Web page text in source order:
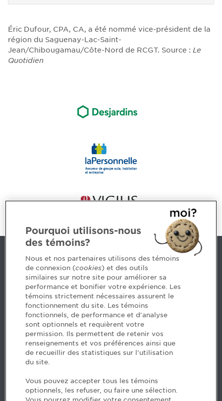
Éric Dufour, CPA, CA, a été nommé vice-président de la
région du Saguenay-Lac-Saint-
Jean/Chibougamau/Côte-Nord de RCGT. Source : Le
Quotidien
Nous joindre
5, Place Ville Marie, bureau 800, Montréal (Québec)
H3B 2G2
www.cpaquebec.ca
Des questions? Faites appel à notre équipe >
Envie de mettre de l’Ordre dans votre carrière? Voyez
les postes disponibles >
Facebook - Devenir CPA
Instagram
Pourquoi utilisons-nous
des témoins?
Nous et nos partenaires utilisons des témoins
de connexion (cookies) et des outils
similaires sur notre site pour améliorer sa
performance et bonifier votre expérience. Les
témoins strictement nécessaires assurent le
fonctionnement du site. Les témoins
fonctionnels, de performance et d'analyse
sont optionnels et requièrent votre
permission. Ils permettent de retenir vos
renseignements et vos préférences ainsi que
de recueillir des statistiques sur l'utilisation
du site.
Vous pouvez accepter tous les témoins
optionnels, les refuser, ou faire une sélection.